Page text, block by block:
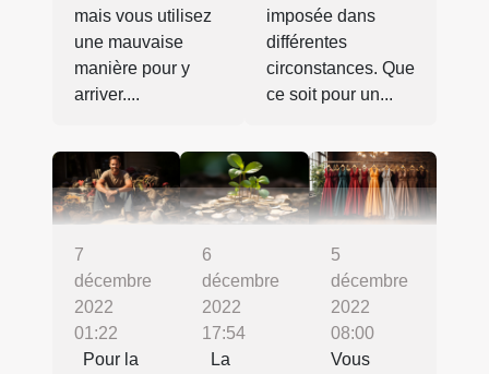
mais vous utilisez
une mauvaise
manière pour y
arriver....
imposée dans
différentes
circonstances. Que
ce soit pour un...
7
décembre
2022
01:22
Pour la
6
décembre
2022
17:54
La
5
décembre
2022
08:00
Vous